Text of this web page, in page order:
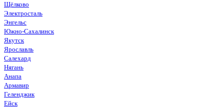
Щёлково
Электросталь
Энгельс
Южно-Сахалинск
Якутск
Ярославль
Салехард
Нягань
Анапа
Армавир
Геленджик
Ейск